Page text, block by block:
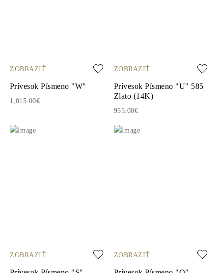
ZOBRAZIŤ
Prívesok Písmeno "W"
1,015.00€
ZOBRAZIŤ
Prívesok Písmeno "U" 585
Zlato (14K)
955.00€
ZOBRAZIŤ ZOBRAZIŤ